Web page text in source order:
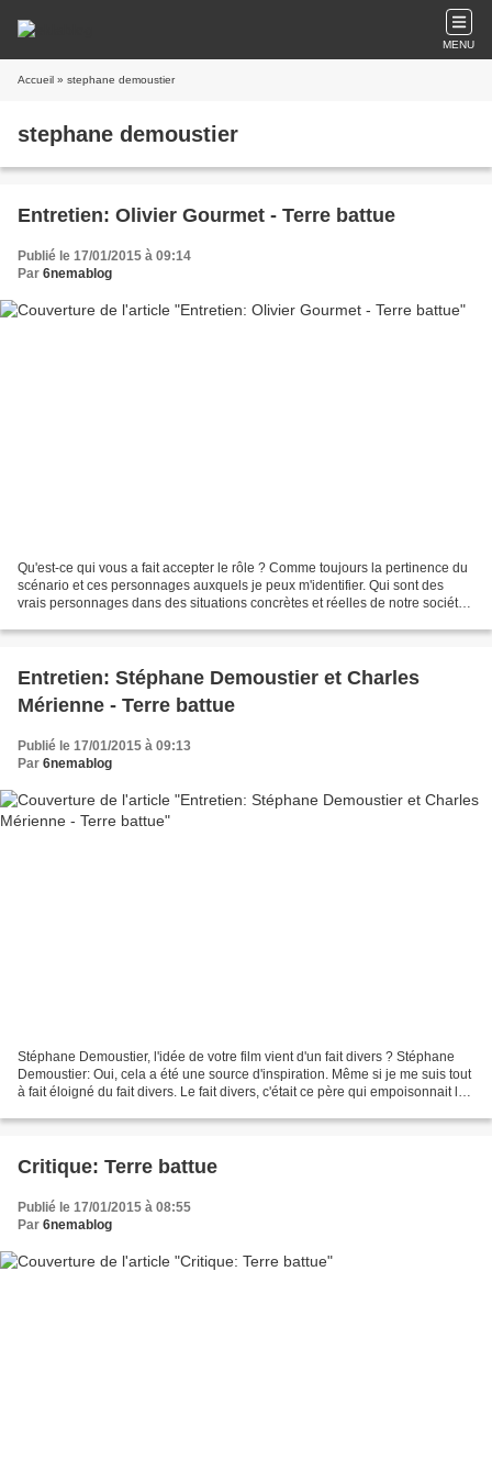
MENU
Accueil » stephane demoustier
stephane demoustier
Entretien: Olivier Gourmet - Terre battue
Publié le 17/01/2015 à 09:14
Par 6nemablog
Qu'est-ce qui vous a fait accepter le rôle ? Comme toujours la pertinence du
scénario et ces personnages auxquels je peux m'identifier. Qui sont des
vrais personnages dans des situations concrètes et réelles de notre société
Entretien: Stéphane Demoustier et Charles
Mérienne - Terre battue
Publié le 17/01/2015 à 09:13
Par 6nemablog
Stéphane Demoustier, l'idée de votre film vient d'un fait divers ? Stéphane
Demoustier: Oui, cela a été une source d'inspiration. Même si je me suis tout
à fait éloigné du fait divers. Le fait divers, c'était ce père qui empoisonnait les
Critique: Terre battue
Publié le 17/01/2015 à 08:55
Par 6nemablog